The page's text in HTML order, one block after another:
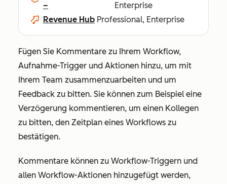
–
Enterprise
Revenue Hub Professional, Enterprise
Fügen Sie Kommentare zu Ihrem Workflow,
Aufnahme-Trigger und Aktionen hinzu, um mit
Ihrem Team zusammenzuarbeiten und um
Feedback zu bitten. Sie können zum Beispiel eine
Verzögerung kommentieren, um einen Kollegen
zu bitten, den Zeitplan eines Workflows zu
bestätigen.
Kommentare können zu Workflow-Triggern und
allen Workflow-Aktionen hinzugefügt werden,